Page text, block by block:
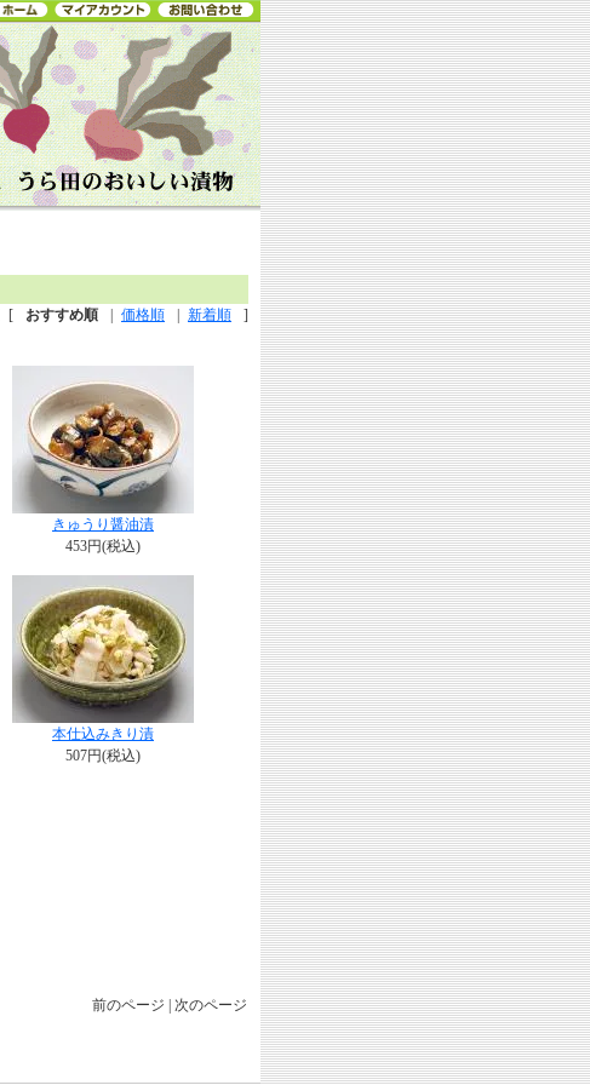
[ おすすめ順 価格順 新着順
]
きゅうり醤油漬
453円(税込)
本仕込みきり漬
507円(税込)
前のページ | 次のページ